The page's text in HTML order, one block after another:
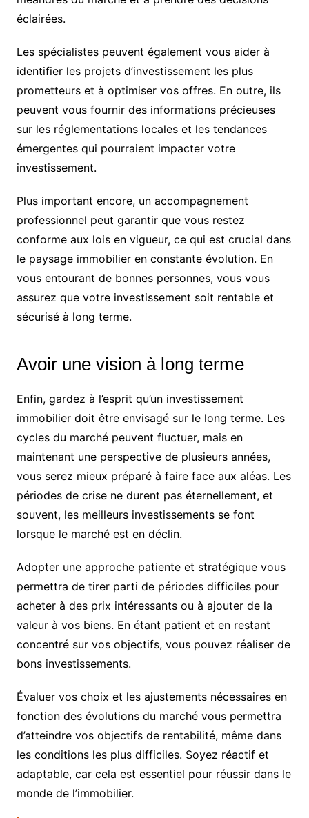
éclairées.
Les spécialistes peuvent également vous aider à
identifier les projets d’investissement les plus
prometteurs et à optimiser vos offres. En outre, ils
peuvent vous fournir des informations précieuses
sur les réglementations locales et les tendances
émergentes qui pourraient impacter votre
investissement.
Plus important encore, un accompagnement
professionnel peut garantir que vous restez
conforme aux lois en vigueur, ce qui est crucial dans
le paysage immobilier en constante évolution. En
vous entourant de bonnes personnes, vous vous
assurez que votre investissement soit rentable et
sécurisé à long terme.
Avoir une vision à long terme
Enfin, gardez à l’esprit qu’un investissement
immobilier doit être envisagé sur le long terme. Les
cycles du marché peuvent fluctuer, mais en
maintenant une perspective de plusieurs années,
vous serez mieux préparé à faire face aux aléas. Les
périodes de crise ne durent pas éternellement, et
souvent, les meilleurs investissements se font
lorsque le marché est en déclin.
Adopter une approche patiente et stratégique vous
permettra de tirer parti de périodes difficiles pour
acheter à des prix intéressants ou à ajouter de la
valeur à vos biens. En étant patient et en restant
concentré sur vos objectifs, vous pouvez réaliser de
bons investissements.
Évaluer vos choix et les ajustements nécessaires en
fonction des évolutions du marché vous permettra
d’atteindre vos objectifs de rentabilité, même dans
les conditions les plus difficiles. Soyez réactif et
adaptable, car cela est essentiel pour réussir dans le
monde de l’immobilier.